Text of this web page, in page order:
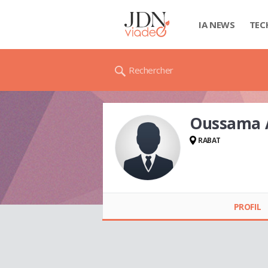
IA NEWS
Rechercher
Oussama
RABAT
PROFIL